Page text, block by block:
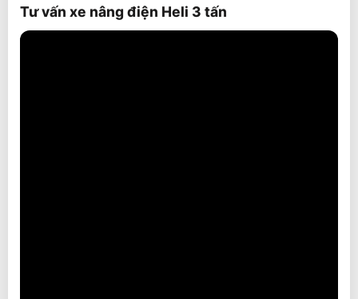
Tư vấn xe nâng điện Heli 3 tấn